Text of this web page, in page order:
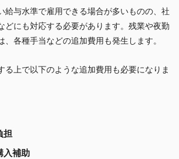
給与水準で雇用できる場合が多いものの、社
どにも対応する必要があります。残業や夜勤
、各種手当などの追加費用も発生します。
る上で以下のような追加費用も必要になりま
担
入補助